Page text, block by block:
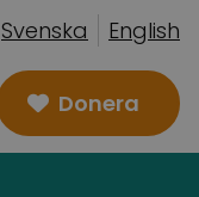
Svenska English
Donera